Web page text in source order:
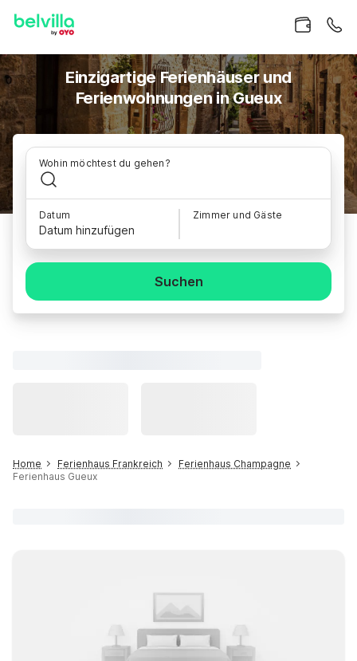
Einzigartige Ferienhäuser und
Ferienwohnungen in Gueux
Wohin möchtest du gehen?
Datum
Datum hinzufügen
Zimmer und Gäste
Suchen
Home Ferienhaus Frankreich
Ferienhaus Champagne
Ferienhaus Gueux